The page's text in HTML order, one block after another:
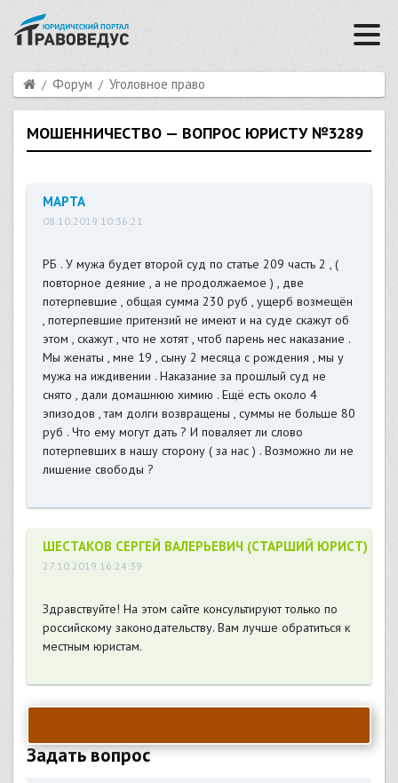
Форум Уголовное право
МОШЕННИЧЕСТВО — ВОПРОС ЮРИСТУ №3289
МАРТА
08.10.2019 10:36:21
РБ . У мужа будет второй суд по статье 209 часть 2 , (
повторное деяние , а не продолжаемое ) , две
потерпевшие , общая сумма 230 руб , ущерб возмещён
, потерпевшие притензий не имеют и на суде скажут об
этом , скажут , что не хотят , чтоб парень нес наказание .
Мы женаты , мне 19 , сыну 2 месяца с рождения , мы у
мужа на иждивении . Наказание за прошлый суд не
снято , дали домашнюю химию . Ещё есть около 4
эпизодов , там долги возвращены , суммы не больше 80
руб . Что ему могут дать ? И поваляет ли слово
потерпевших в нашу сторону ( за нас ) . Возможно ли не
лишение свободы ?
ШЕСТАКОВ СЕРГЕЙ ВАЛЕРЬЕВИЧ (СТАРШИЙ ЮРИСТ)
27.10.2019 16:24:39
Здравствуйте! На этом сайте консультируют только по
российскому законодательству. Вам лучше обратиться к
местным юристам.
Задать вопрос